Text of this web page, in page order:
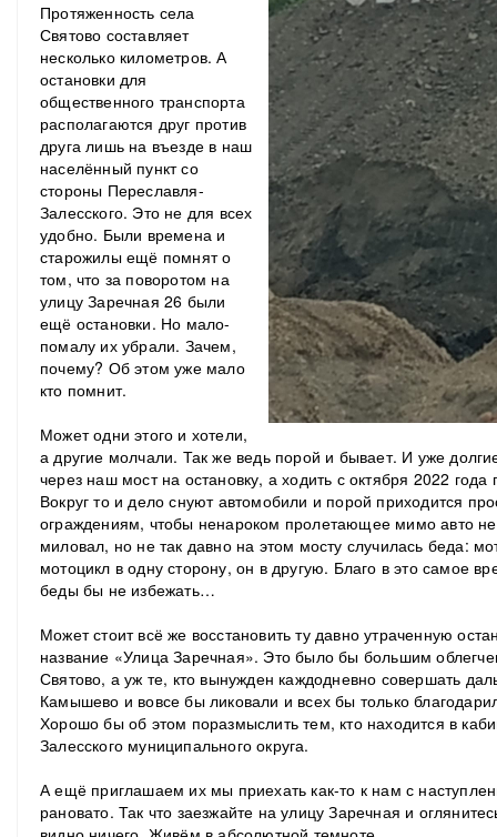
Протяженность села
Святово составляет
несколько километров. А
остановки для
общественного транспорта
располагаются друг против
друга лишь на въезде в наш
населённый пункт со
стороны Переславля-
Залесского. Это не для всех
удобно. Были времена и
старожилы ещё помнят о
том, что за поворотом на
улицу Заречная 26 были
ещё остановки. Но мало-
помалу их убрали. Зачем,
почему? Об этом уже мало
кто помнит.
Может одни этого и хотели,
а другие молчали. Так же ведь порой и бывает. И уже
через наш мост на остановку, а ходить с октября 2022
Вокруг то и дело снуют автомобили и порой приходится
ограждениям, чтобы ненароком пролетающее мимо авто не
миловал, но не так давно на этом мосту случилась беда:
мотоцикл в одну сторону, он в другую. Благо в это самое
беды бы не избежать…
Может стоит всё же восстановить ту давно утраченную
название «Улица Заречная». Это было бы большим
Святово, а уж те, кто вынужден каждодневно совершать
Камышево и вовсе бы ликовали и всех бы только
Хорошо бы об этом поразмыслить тем, кто находится в
Залесского муниципального округа.
А ещё приглашаем их мы приехать как-то к нам с
рановато. Так что заезжайте на улицу Заречная и